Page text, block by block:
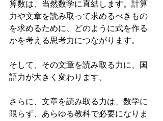
算数は、当然数学に直結します。計算
力や文章を読み取って求めるべきもの
を求めるために、どのように式を作る
かを考える思考力につながります。
そして、その文章を読み取る力に、国
語力が大きく変わります。
さらに、文章を読み取る力は、数学に
限らず、あらゆる教科で必要になりま